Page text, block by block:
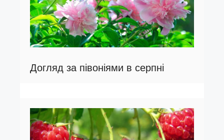
Догляд за півоніями в серпні